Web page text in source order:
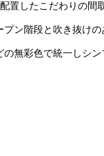
置したこだわりの間
ン階段と吹き抜け
無彩色で統一しシ